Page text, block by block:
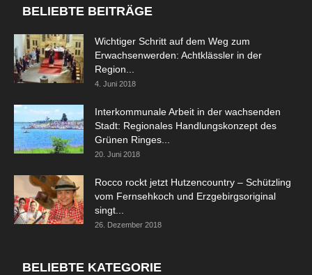
BELIEBTE BEITRÄGE
Wichtiger Schritt auf dem Weg zum
Erwachsenwerden: Achtklässler in der
Region...
4. Juni 2018
Interkommunale Arbeit in der wachsenden
Stadt: Regionales Handlungskonzept des
Grünen Ringes...
20. Juni 2018
Rocco rockt jetzt Hutzencountry – Schützling
vom Fernsehkoch und Erzgebirgsoriginal
singt...
26. Dezember 2018
BELIEBTE KATEGORIE